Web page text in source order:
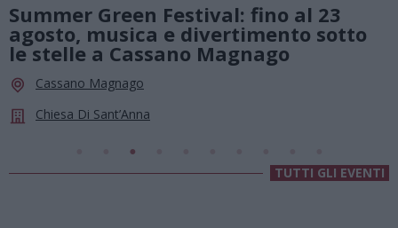
Summer Green Festival: fino al 23
agosto, musica e divertimento sotto
le stelle a Cassano Magnago
Cassano Magnago
Chiesa Di Sant’Anna
TUTTI GLI EVENTI